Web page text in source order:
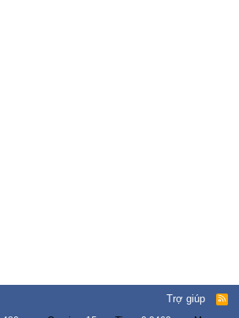
Trợ giúp
R